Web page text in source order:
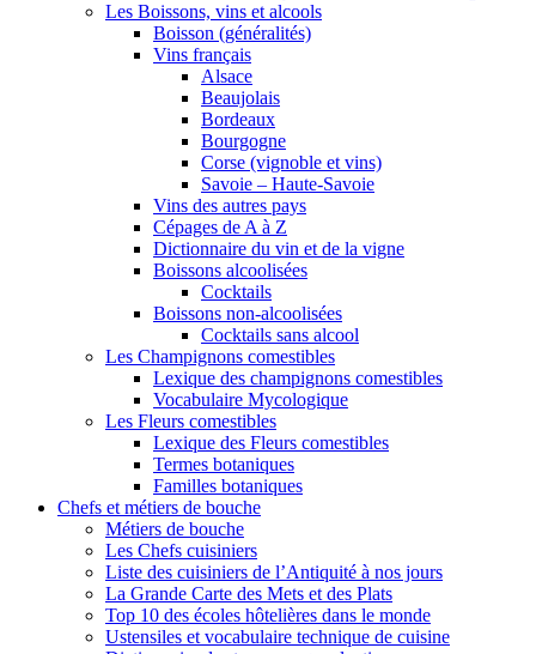
Les Boissons, vins et alcools
Boisson (généralités)
Vins français
Alsace
Beaujolais
Bordeaux
Bourgogne
Corse (vignoble et vins)
Savoie – Haute-Savoie
Vins des autres pays
Cépages de A à Z
Dictionnaire du vin et de la vigne
Boissons alcoolisées
Cocktails
Boissons non-alcoolisées
Cocktails sans alcool
Les Champignons comestibles
Lexique des champignons comestibles
Vocabulaire Mycologique
Les Fleurs comestibles
Lexique des Fleurs comestibles
Termes botaniques
Familles botaniques
Chefs et métiers de bouche
Métiers de bouche
Les Chefs cuisiniers
Liste des cuisiniers de l’Antiquité à nos jours
La Grande Carte des Mets et des Plats
Top 10 des écoles hôtelières dans le monde
Ustensiles et vocabulaire technique de cuisine